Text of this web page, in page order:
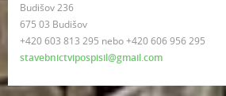
Budišov 236
675 03 Budišov
+420 603 813 295 nebo +420 606 956 295
stavebnictvipospisil@gmail.com